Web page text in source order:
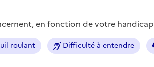
en fonction de votre handicap
roulant Difficulté à entendre